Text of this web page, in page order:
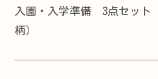
入園・入学準備 3点セット
柄）